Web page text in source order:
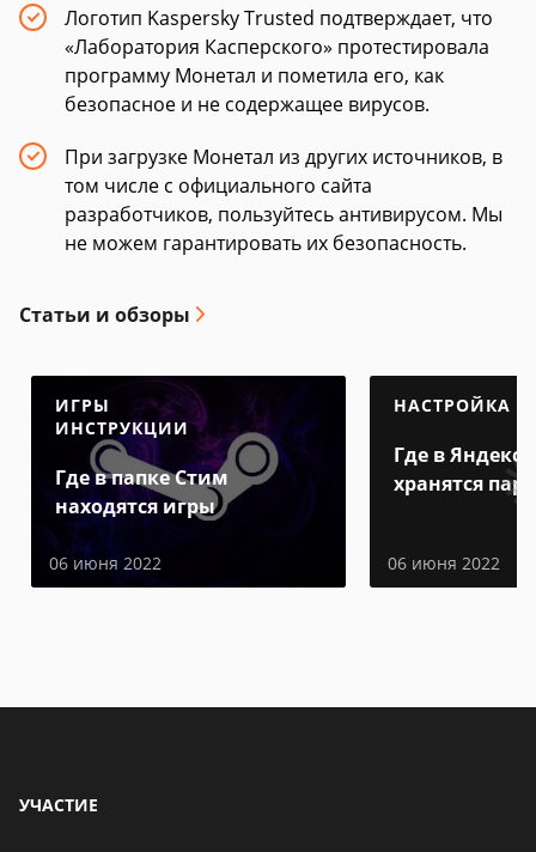
Логотип Kaspersky Trusted подтверждает, что
«Лаборатория Касперского» протестировала
программу Монетал и пометила его, как
безопасное и не содержащее вирусов.
При загрузке Монетал из других источников, в
том числе с официального сайта
разработчиков, пользуйтесь антивирусом. Мы
не можем гарантировать их безопасность.
Статьи и обзоры
ИГРЫ
ИНСТРУКЦИИ
Где в папке Стим
находятся игры
06 июня 2022
НАСТРОЙКА
Где в Яндекс
хранятся
06 июня 2022
УЧАСТИЕ